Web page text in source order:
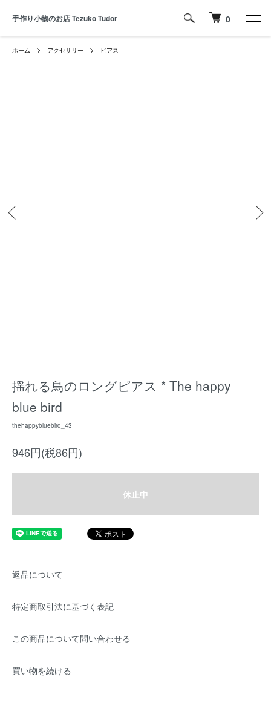
手作り小物のお店 Tezuko Tudor 0
ホーム アクセサリー ピアス
揺れる鳥のロングピアス * The happy
blue bird
thehappybluebird_43
946円(税86円)
休止中
返品について
特定商取引法に基づく表記
この商品について問い合わせる
買い物を続ける